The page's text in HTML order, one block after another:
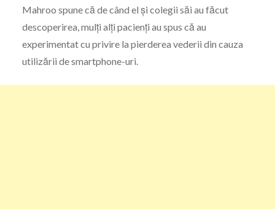
Mahroo spune că de când el și colegii săi au făcut
descoperirea, mulți alți pacienți au spus că au
experimentat cu privire la pierderea vederii din cauza
utilizării de smartphone-uri.